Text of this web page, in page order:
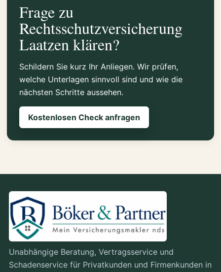
Frage zu
Rechtsschutzversicherung
Laatzen klären?
Schildern Sie kurz Ihr Anliegen. Wir prüfen,
welche Unterlagen sinnvoll sind und wie die
nächsten Schritte aussehen.
Kostenlosen Check anfragen
Unabhängige Beratung, Vertragsservice und
Schadenservice für Privatkunden und Firmenkunden in